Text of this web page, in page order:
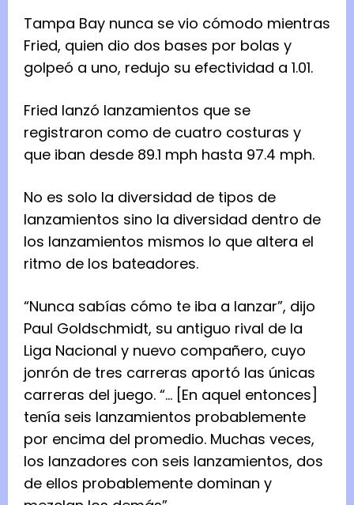
Tampa Bay nunca se vio cómodo mientras
Fried, quien dio dos bases por bolas y
golpeó a uno, redujo su efectividad a 1.01.
Fried lanzó lanzamientos que se
registraron como de cuatro costuras y
que iban desde 89.1 mph hasta 97.4 mph.
No es solo la diversidad de tipos de
lanzamientos sino la diversidad dentro de
los lanzamientos mismos lo que altera el
ritmo de los bateadores.
“Nunca sabías cómo te iba a lanzar”, dijo
Paul Goldschmidt, su antiguo rival de la
Liga Nacional y nuevo compañero, cuyo
jonrón de tres carreras aportó las únicas
carreras del juego. “… [En aquel entonces]
tenía seis lanzamientos probablemente
por encima del promedio. Muchas veces,
los lanzadores con seis lanzamientos, dos
de ellos probablemente dominan y